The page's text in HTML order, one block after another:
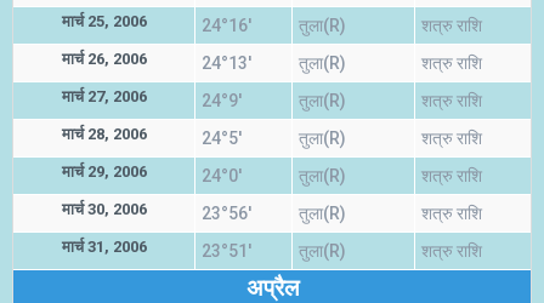
मार्च 25, 2006 24°16' तुला(R) शत्रु राशि
मार्च 26, 2006 24°13' तुला(R) शत्रु राशि
मार्च 27, 2006 24°9' तुला(R) शत्रु राशि
मार्च 28, 2006 24°5' तुला(R) शत्रु राशि
मार्च 29, 2006 24°0' तुला(R) शत्रु राशि
मार्च 30, 2006 23°56' तुला(R) शत्रु राशि
मार्च 31, 2006 23°51' तुला(R) शत्रु राशि
अप्रैल